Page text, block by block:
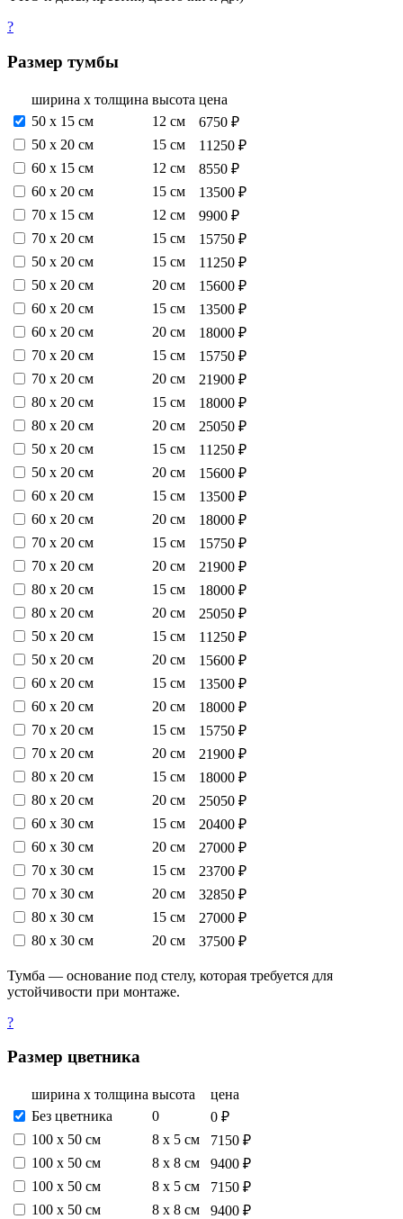
?
Размер тумбы
ширина х толщина высота цена
50 х 15 см
12 см
6750 ₽
50 х 20 см
15 см
11250 ₽
60 х 15 см
12 см
8550 ₽
60 х 20 см
15 см
13500 ₽
70 х 15 см
12 см
9900 ₽
70 х 20 см
15 см
15750 ₽
50 х 20 см
15 см
11250 ₽
50 х 20 см
20 см
15600 ₽
60 х 20 см
15 см
13500 ₽
60 х 20 см
20 см
18000 ₽
70 х 20 см
15 см
15750 ₽
70 х 20 см
20 см
21900 ₽
80 х 20 см
15 см
18000 ₽
80 х 20 см
20 см
25050 ₽
50 х 20 см
15 см
11250 ₽
50 х 20 см
20 см
15600 ₽
60 х 20 см
15 см
13500 ₽
60 х 20 см
20 см
18000 ₽
70 х 20 см
15 см
15750 ₽
70 х 20 см
20 см
21900 ₽
80 х 20 см
15 см
18000 ₽
80 х 20 см
20 см
25050 ₽
50 х 20 см
15 см
11250 ₽
50 х 20 см
20 см
15600 ₽
60 х 20 см
15 см
13500 ₽
60 х 20 см
20 см
18000 ₽
70 х 20 см
15 см
15750 ₽
70 х 20 см
20 см
21900 ₽
80 х 20 см
15 см
18000 ₽
80 х 20 см
20 см
25050 ₽
60 х 30 см
15 см
20400 ₽
60 х 30 см
20 см
27000 ₽
70 х 30 см
15 см
23700 ₽
70 х 30 см
20 см
32850 ₽
80 х 30 см
15 см
27000 ₽
80 х 30 см
20 см 37500 ₽
Тумба — основание под стелу, которая требуется для
устойчивости при монтаже.
?
Размер цветника
ширина х толщина высота
цена
Без цветника
0
0 ₽
100 х 50 см
8 х 5 см
7150 ₽
100 х 50 см
8 х 8 см
9400 ₽
100 х 50 см
8 х 5 см
7150 ₽
100 х 50 см
8 х 8 см
9400 ₽